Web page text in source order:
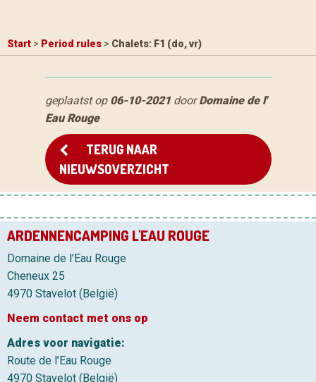
Start > Period rules > Chalets: F1 (do, vr)
geplaatst op 06-10-2021doorDomaine de l'
Eau Rouge
TERUG NAAR
NIEUWSOVERZICHT
ARDENNENCAMPING L'EAU ROUGE
Domaine de l’Eau Rouge
Cheneux 25
4970 Stavelot (België)
Neem contact met ons op
Adres voor navigatie:
Route de l’Eau Rouge
4970 Stavelot (België)